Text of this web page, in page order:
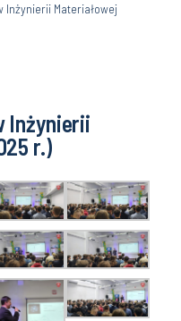
Inżynierii Materiałowej
Inżynierii
r.)